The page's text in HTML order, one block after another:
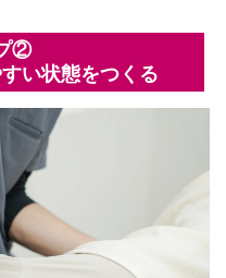
②
い状態をつくる